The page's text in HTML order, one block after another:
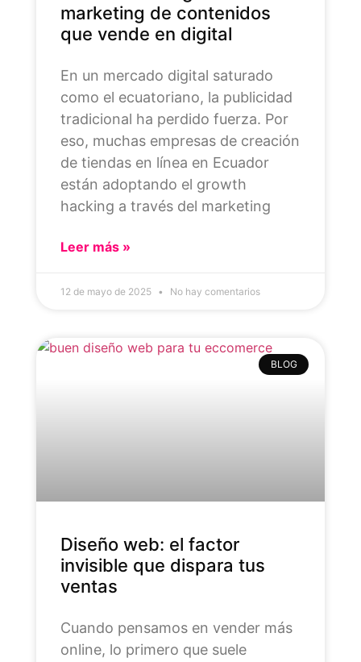
marketing de contenidos
que vende en digital
En un mercado digital saturado
como el ecuatoriano, la publicidad
tradicional ha perdido fuerza. Por
eso, muchas empresas de creación
de tiendas en línea en Ecuador
están adoptando el growth
hacking a través del marketing
Leer más »
12 de mayo de 2025 No hay comentarios
BLOG
Diseño web: el factor
invisible que dispara tus
ventas
Cuando pensamos en vender más
online, lo primero que suele